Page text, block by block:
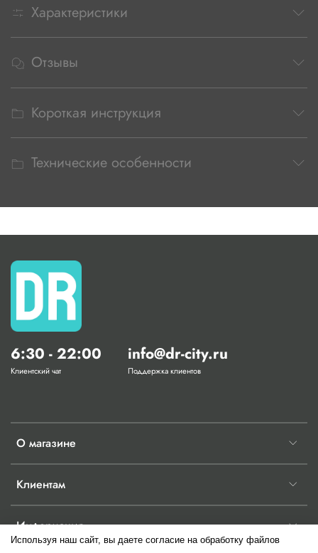
Характеристики
Отзывы
Короткая инструкция
Технические особенности
О магазине
Клиентам
Информация
6:30 - 22:00
Клиентский чат
info@dr-city.ru
Поддержка клиентов
Используя наш сайт, вы даете согласие на обработку файлов